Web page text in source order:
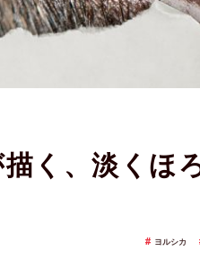
く、淡くほ
ヨルシカ